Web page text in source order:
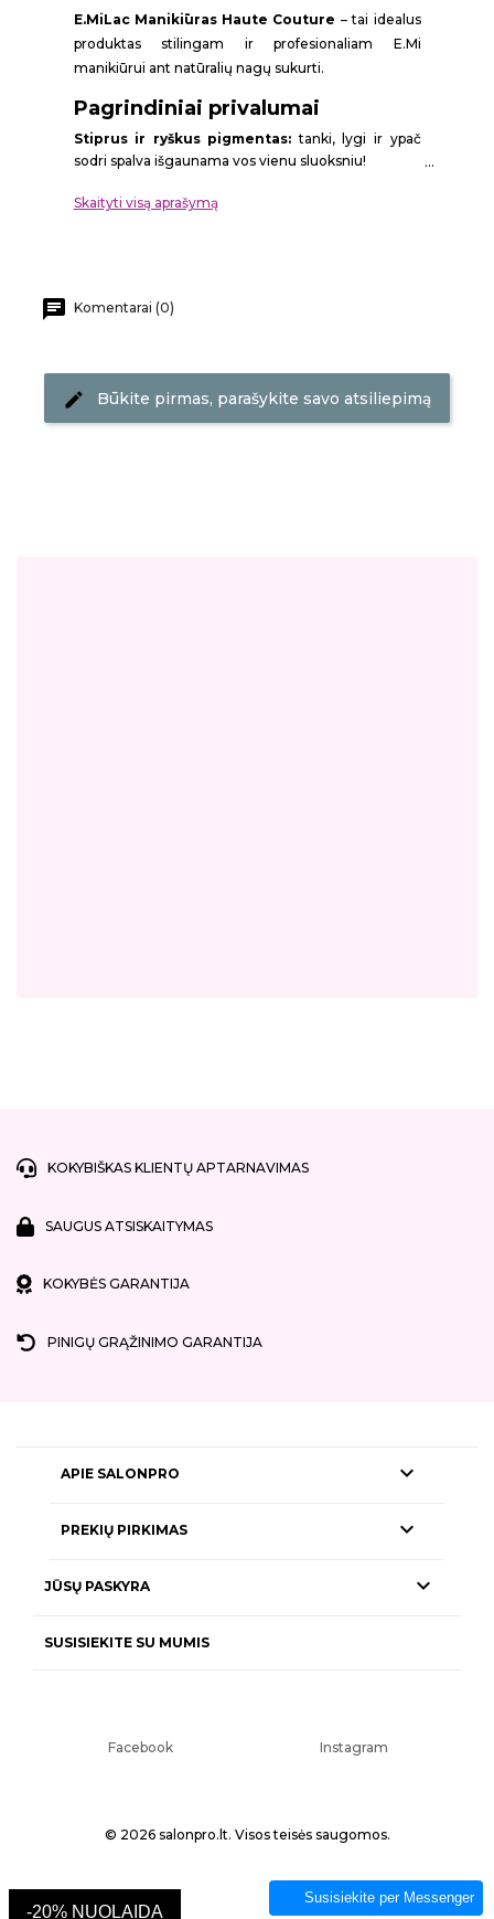
E.MiLac Manikiūras Haute Couture – tai idealus
produktas stilingam ir profesionaliam E.Mi
manikiūrui ant natūralių nagų sukurti.
Pagrindiniai privalumai
Stiprus ir ryškus pigmentas: tanki, lygi ir ypač
sodri spalva išgaunama vos vienu sluoksniu!
odelių bei šonų ir savaime išsilygina dengimo metu.
išsilaikys iki 3 savaičių.
Skaityti visą aprašymą
Komentarai (0)
Būkite pirmas, parašykite savo atsiliepimą
KOKYBIŠKAS KLIENTŲ APTARNAVIMAS
SAUGUS ATSISKAITYMAS
KOKYBĖS GARANTIJA
PINIGŲ GRĄŽINIMO GARANTIJA
APIE SALONPRO 
PREKIŲ PIRKIMAS 
JŪSŲ PASKYRA 
SUSISIEKITE SU MUMIS
Facebook Instagram
Susisiekite per Messenger
© 2026 salonpro.lt. Visos teisės saugomos.
-20% NUOLAIDA